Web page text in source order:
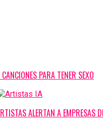
PARA TENER SEXO
ALERTAN A EMPRESAS